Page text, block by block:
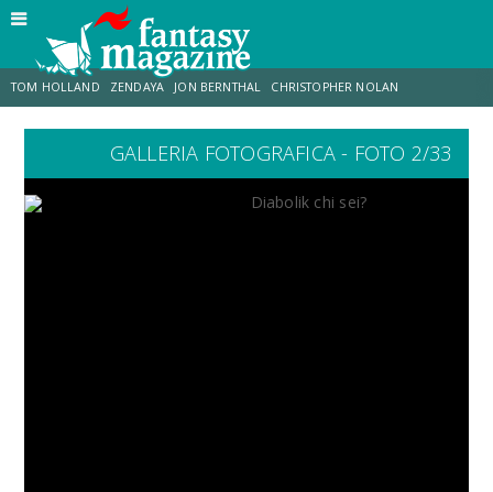
TOM HOLLAND ZENDAYA JON BERNTHAL CHRISTOPHER NOLAN
LUCCA COMICS & GAMES ODISSEA MARK RUFFALO
GALLERIA FOTOGRAFICA - FOTO 2/33